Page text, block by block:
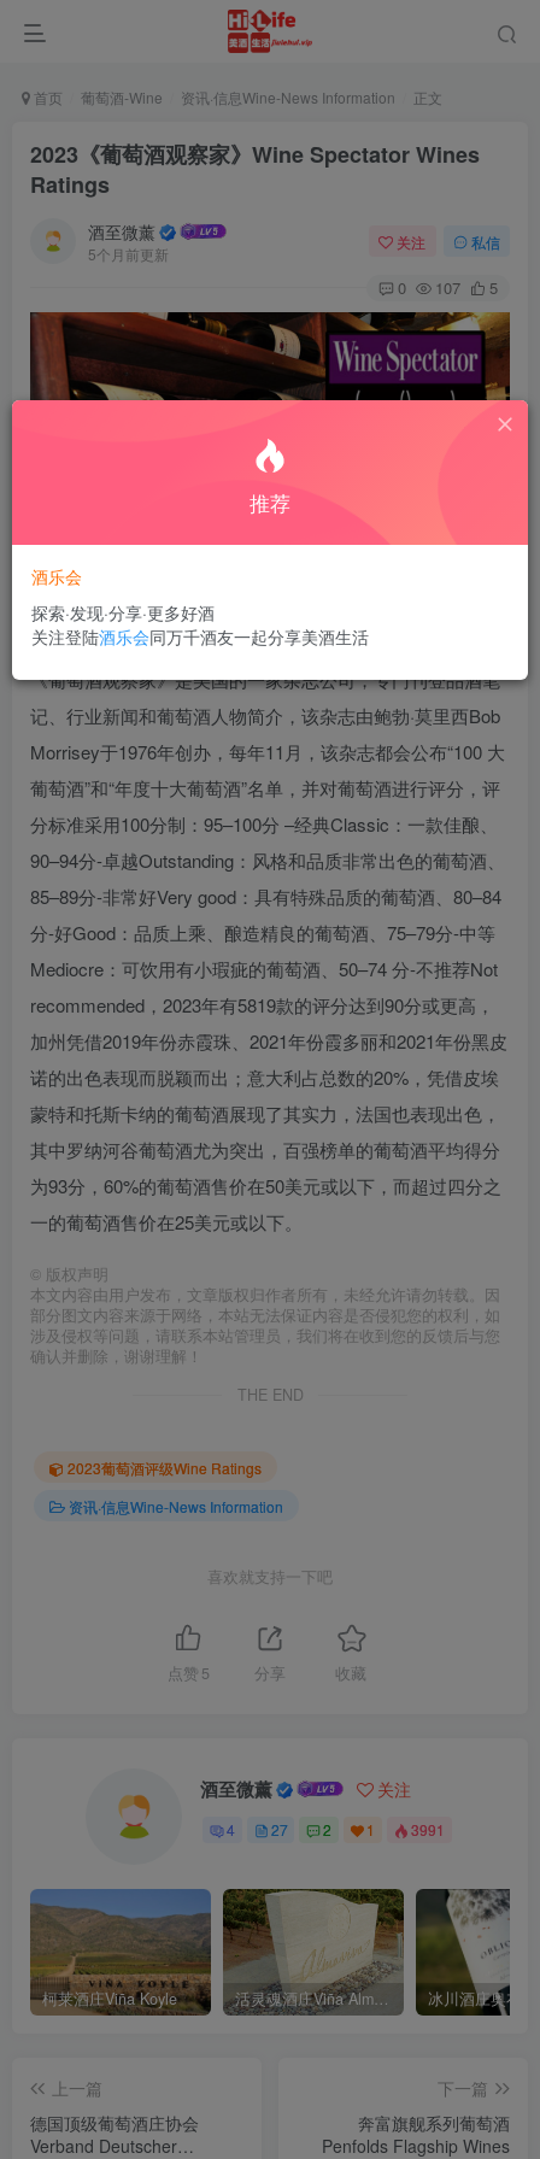
首页 葡萄酒-Wine 资讯·信息Wine-News Information 正文
2023《葡萄酒观察家》Wine Spectator Wines
Ratings
酒至微薰
5个月前更新
关注 私信
0 107 5
《葡萄酒观察家》是美国的一家杂志公司，专门刊登品酒笔
记、行业新闻和葡萄酒人物简介，该杂志由鲍勃·莫里西Bob
Morrisey于1976年创办，每年11月，该杂志都会公布“100 大
葡萄酒”和“年度十大葡萄酒”名单，并对葡萄酒进行评分，评
分标准采用100分制：95–100分 –经典Classic：一款佳酿、
90–94分-卓越Outstanding：风格和品质非常出色的葡萄酒、
85–89分-非常好Very good：具有特殊品质的葡萄酒、80–84
分-好Good：品质上乘、酿造精良的葡萄酒、75–79分-中等
Mediocre：可饮用有小瑕疵的葡萄酒、50–74 分-不推荐Not
recommended，2023年有5819款的评分达到90分或更高，
加州凭借2019年份赤霞珠、2021年份霞多丽和2021年份黑皮
诺的出色表现而脱颖而出；意大利占总数的20%，凭借皮埃
蒙特和托斯卡纳的葡萄酒展现了其实力，法国也表现出色，
其中罗纳河谷葡萄酒尤为突出，百强榜单的葡萄酒平均得分
为93分，60%的葡萄酒售价在50美元或以下，而超过四分之
一的葡萄酒售价在25美元或以下。
© 版权声明
本文内容由用户发布，文章版权归作者所有，未经允许请勿转载。因
部分图文内容来源于网络，本站无法保证内容是否侵犯您的权利，如
涉及侵权等问题，请联系本站管理员，我们将在收到您的反馈后与您
确认并删除，谢谢理解！
THE END
2023葡萄酒评级Wine Ratings
资讯·信息Wine-News Information
喜欢就支持一下吧
点赞 5 分享 收藏
酒至微薰 关注
4 27 2 1 3991
柯莱酒庄Viña Koyle 活灵魂酒庄Viña Almaviva
上一篇
德国顶级葡萄酒庄协会
Verband Deutscher
下一篇
奔富旗舰系列葡萄酒
Penfolds Flagship Wines
推荐
酒乐会
探索·发现·分享·更多好酒
关注登陆酒乐会同万千酒友一起分享美酒生活